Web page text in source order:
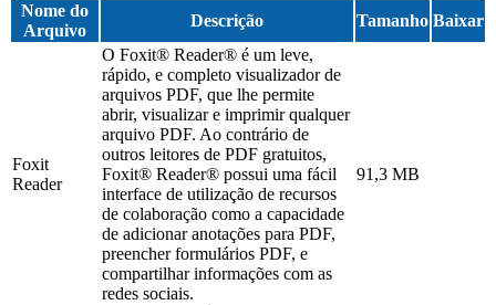
Nome do
Arquivo
Descrição Tamanho Baixar
Foxit
Reader
O Foxit® Reader® é um leve,
rápido, e completo visualizador de
arquivos PDF, que lhe permite
abrir, visualizar e imprimir qualquer
arquivo PDF. Ao contrário de
outros leitores de PDF gratuitos,
Foxit® Reader® possui uma fácil
interface de utilização de recursos
de colaboração como a capacidade
de adicionar anotações para PDF,
preencher formulários PDF, e
compartilhar informações com as
redes sociais.
91,3 MB